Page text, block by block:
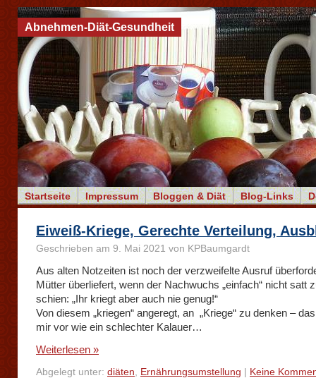
Startseite Impressum Bloggen & Diät Blog-Links
Abnehmen-Diät-Gesundheit
Eiweiß-Kriege, Gerechte Verteilung,
Geschrieben am 9. Mai 2021 von KPBaumgardt
Aus alten Notzeiten ist noch der verzweifelte Ausruf
Mütter überliefert, wenn der Nachwuchs „einfach“ nicht satt
schien: „Ihr kriegt aber auch nie genug!“
Von diesem „kriegen“ angeregt, an „Kriege“ zu denken –
mir vor wie ein schlechter Kalauer…
Weiterlesen »
Abgelegt unter: diäten, Ernährungsumstellung Keine